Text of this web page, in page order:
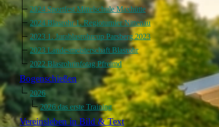
2024 Sportfest Mittelschule Maxhütte
2024 Blasrohr 1. Regioturnier Nittenau
2023 1. Jurablasrohrcup Parsberg 2023
2023 Landesmeisterschaft Blasrohr
2022 Blasrohrinfotag Pfreimd
Bogenschießen
2026
2026 das erste Training
Vereinsleben in Bild & Text